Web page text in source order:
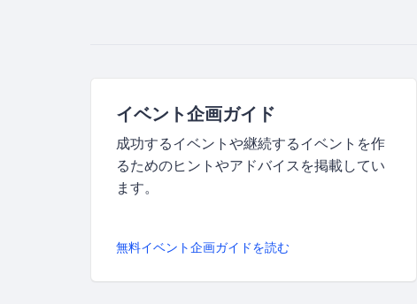
イベント企画ガイド
成功するイベントや継続するイベントを作
るためのヒントやアドバイスを掲載してい
ます。
無料イベント企画ガイドを読む